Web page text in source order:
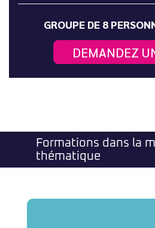
GROUPE DE 8
DEMANDEZ
Formations dans la
thématique